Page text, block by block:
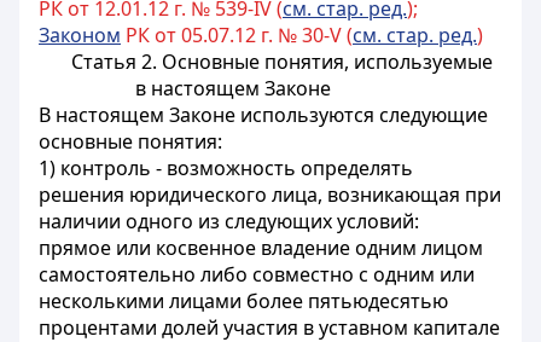
РК от 12.01.12 г. № 539-IV (см. стар. ред.);
Законом РК от 05.07.12 г. № 30-V (см. стар. ред.)
Статья 2. Основные понятия, используемые
в настоящем Законе
В настоящем Законе используются следующие
основные понятия:
1) контроль - возможность определять
решения юридического лица, возникающая при
наличии одного из следующих условий:
прямое или косвенное владение одним лицом
самостоятельно либо совместно с одним или
несколькими лицами более пятьюдесятью
процентами долей участия в уставном капитале